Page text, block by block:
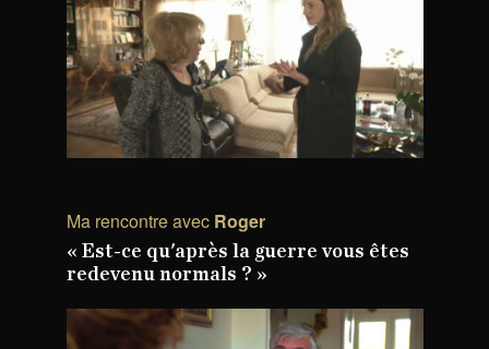
Ma rencontre avec Roger
« Est-ce qu'après la guerre vous êtes
redevenu normals ? »